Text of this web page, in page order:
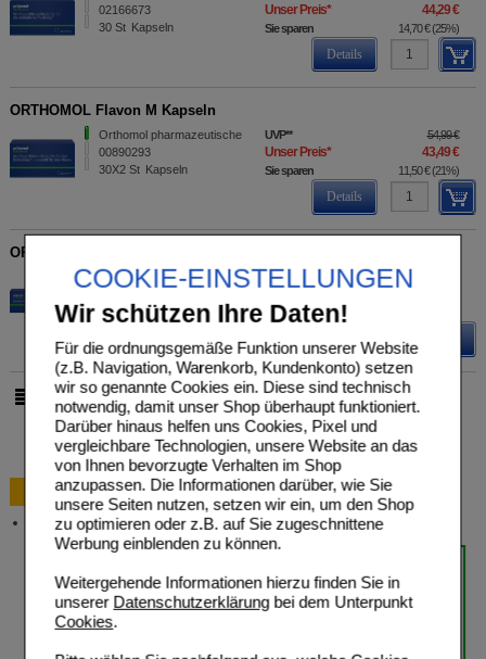
COOKIE-EINSTELLUNGEN
Wir schützen Ihre Daten!
Für die ordnungsgemäße Funktion unserer Website
(z.B. Navigation, Warenkorb, Kundenkonto) setzen
wir so genannte Cookies ein. Diese sind technisch
notwendig, damit unser Shop überhaupt funktioniert.
Darüber hinaus helfen uns Cookies, Pixel und
vergleichbare Technologien, unsere Website an das
von Ihnen bevorzugte Verhalten im Shop
anzupassen. Die Informationen darüber, wie Sie
unsere Seiten nutzen, setzen wir ein, um den Shop
zu optimieren oder z.B. auf Sie zugeschnittene
Werbung einblenden zu können.
Weitergehende Informationen hierzu finden Sie in
unserer Datenschutzerklärungbei dem Unterpunkt
Cookies.
02166673
30 St Kapseln
Unser Preis* 44,29 €
Sie sparen 14,70 € (25%)
Details
ORTHOMOL Flavon M Kapseln
Orthomol pharmazeutische
00890293
30X2 St Kapseln
UVP** 54,99 €
Unser Preis* 43,49 €
Sie sparen 11,50 € (21%)
Details
ORTHOMOL Fertil Plus Kapseln
Orthomol pharmazeutische
90St Kapseln
UVP
Sie sparen
pro Seite
Bestellung
Versandkosten